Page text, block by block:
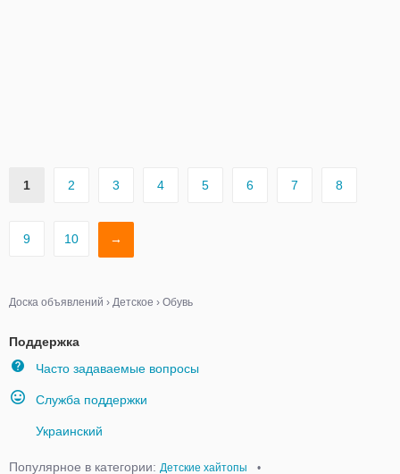
1 2 3 4 5 6 7 8
9 10 →
Доска объявлений › Детское › Обувь
Поддержка
Часто задаваемые вопросы
Служба поддержки
Украинский
Популярное в категории: Детские хайтопы
•